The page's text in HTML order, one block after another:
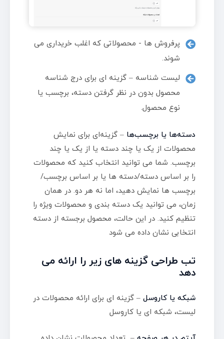
پرفروش ها - محصولاتی که اغلب خریداری می
شوند.
لیست شناسه – گزینه ای برای درج شناسه
محصول بدون در نظر گرفتن دسته، برچسب یا
نوع محصول.
دسته‌ها یا برچسب‌ها – گزینه‌ای برای نمایش
محصولات از یک یا چند دسته یا از یک یا چند
برچسب. شما می توانید انتخاب کنید که محصولات
را بر اساس دسته/دسته ها یا بر اساس برچسب/
برچسب ها نمایش دهید، اما نه هر دو. در همان
زمان، می توانید یک دسته بندی و محصولات ویژه را
تنظیم کنید. در این حالت، محصول برجسته از دسته
انتخابی نشان داده می شود
تب طراحی گزینه های زیر را ارائه می
دهد
شبکه یا کاروسل – گزینه ای برای ارائه محصولات در
لیست، شبکه ای یا کاروسل